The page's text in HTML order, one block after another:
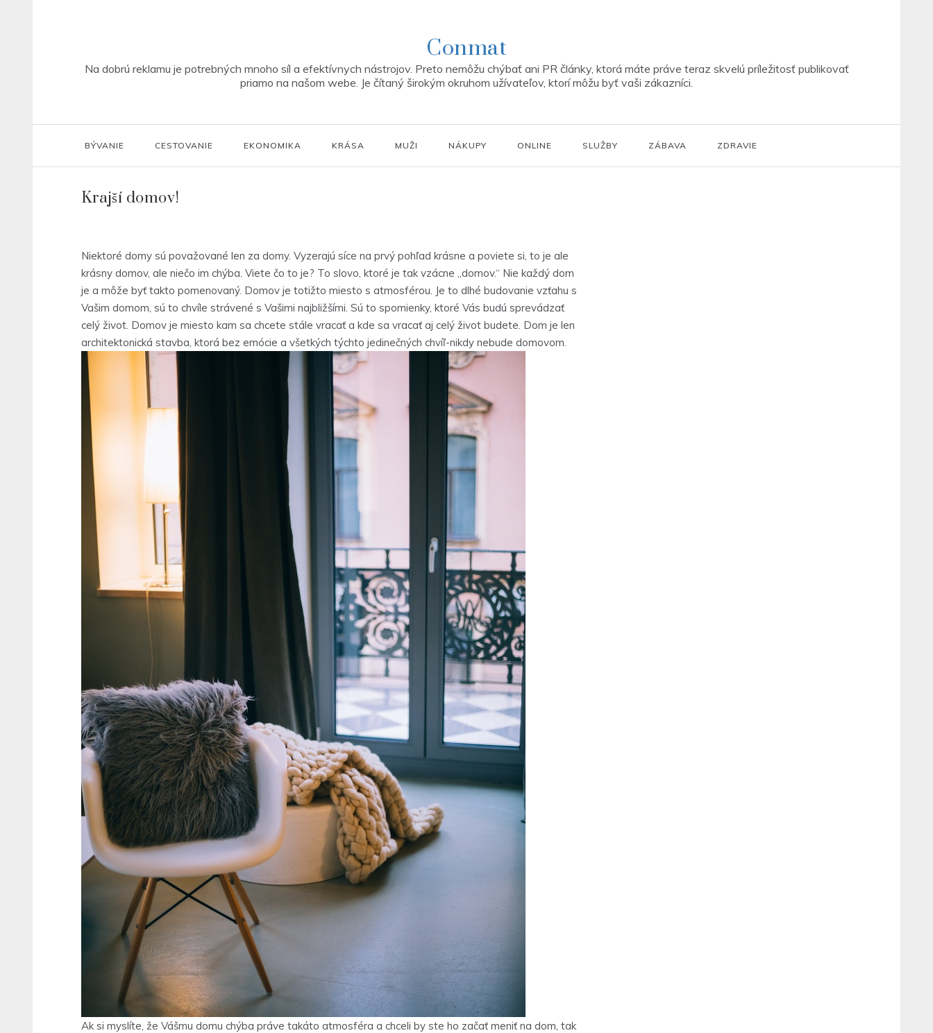
Conmat
Na dobrú reklamu je potrebných mnoho síl a efektívnych nástrojov. Preto nemôžu chýbať ani PR články, ktorá máte práve teraz skvelú príležitosť publikovať
priamo na našom webe. Je čítaný širokým okruhom užívateľov, ktorí môžu byť vaši zákazníci.
BÝVANIE CESTOVANIE EKONOMIKA KRÁSA MUŽI NÁKUPY ONLINE SLUŽBY ZÁBAVA ZDRAVIE
Krajší domov!
Niektoré domy sú považované len za domy. Vyzerajú síce na prvý pohľad krásne a poviete si, to je ale
krásny domov, ale niečo im chýba. Viete čo to je? To slovo, ktoré je tak vzácne „domov.“ Nie každý dom
je a môže byť takto pomenovaný. Domov je totižto miesto s atmosférou. Je to dlhé budovanie vzťahu s
Vašim domom, sú to chvíle strávené s Vašimi najbližšími. Sú to spomienky, ktoré Vás budú sprevádzať
celý život. Domov je miesto kam sa chcete stále vracať a kde sa vracať aj celý život budete. Dom je len
architektonická stavba, ktorá bez emócie a všetkých týchto jedinečných chvíľ-nikdy nebude domovom.
Ak si myslíte, že Vášmu domu chýba práve takáto atmosféra a chceli by ste ho začať meniť na dom, tak